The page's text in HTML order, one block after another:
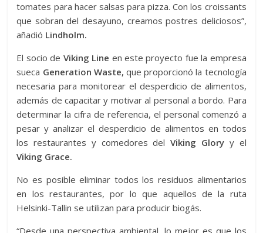
tomates para hacer salsas para pizza. Con los croissants
que sobran del desayuno, creamos postres deliciosos”,
añadió Lindholm.
El socio de Viking Line en este proyecto fue la empresa
sueca Generation Waste, que proporcionó la tecnología
necesaria para monitorear el desperdicio de alimentos,
además de capacitar y motivar al personal a bordo. Para
determinar la cifra de referencia, el personal comenzó a
pesar y analizar el desperdicio de alimentos en todos
los restaurantes y comedores delViking Glory y el
Viking Grace.
No es posible eliminar todos los residuos alimentarios
en los restaurantes, por lo que aquellos de la ruta
Helsinki-Tallin se utilizan para producir biogás.
“Desde una perspectiva ambiental, lo mejor es que los